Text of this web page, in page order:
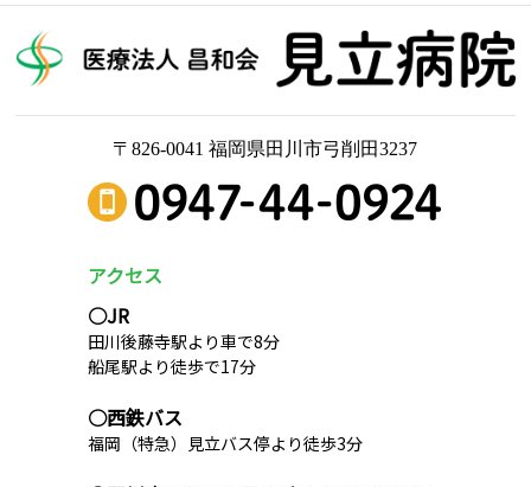
〒826-0041 福岡県田川市弓削田3237
アクセス
○JR
田川後藤寺駅より車で8分
船尾駅より徒歩で17分
○西鉄バス
福岡（特急）見立バス停より徒歩3分